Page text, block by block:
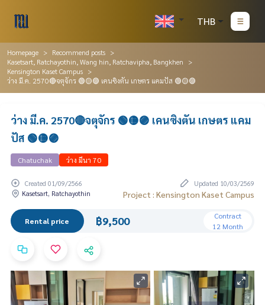
THB
Homepage
Recommend posts
Kasetsart, Ratchayothin, Wang hin, Ratchavipha, Bangkhen
Kensington Kaset Campus
ว่าง มี.ค. 2570🔴จตุจักร 🟢🟡🟣 เคนซิงตัน เกษตร แคมปัส 🟢🟡🟣
ว่าง มี.ค. 2570🔴จตุจักร 🟢🟡🟣 เคนซิงตัน เกษตร แคม
ปัส 🟢🟡🟣
Chatuchak ว่าง มีนา 70
Created 01/09/2566
Updated 10/03/2569
Kasetsart, Ratchayothin
Project : Kensington Kaset Campus
Rental price ฿9,500
Contract
12 Month